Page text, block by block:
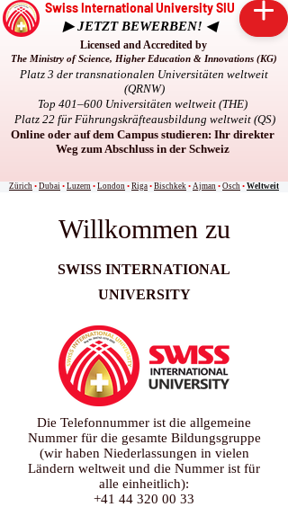
Swiss International University SIU
▶ JETZT BEWERBEN! ◀
Licensed and Accredited by
The Ministry of Science, Higher Education & Innovations (KG)
Platz 3 der transnationalen Universitäten weltweit
(QRNW)
Top 401–600 Universitäten weltweit (THE)
Platz 22 für Führungskräfteausbildung weltweit (QS)
Online oder auf dem Campus studieren: Ihr direkter
Weg zum Abschluss in der Schweiz
Zürich • Dubai • Luzern • London • Riga • Bischkek • Ajman • Osch • Weltweit
Willkommen zu
SWISS INTERNATIONAL
UNIVERSITY
Die Telefonnummer ist die allgemeine
Nummer für die gesamte Bildungsgruppe
(wir haben Niederlassungen in vielen
Ländern weltweit und die Nummer ist für
alle einheitlich):
+41 44 320 00 33